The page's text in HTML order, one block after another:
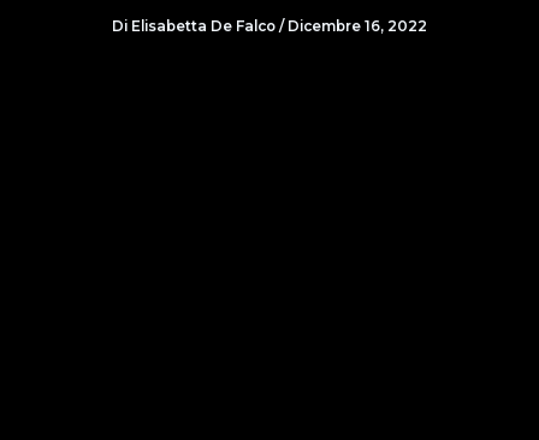
Di Elisabetta De Falco / Dicembre 16, 2022